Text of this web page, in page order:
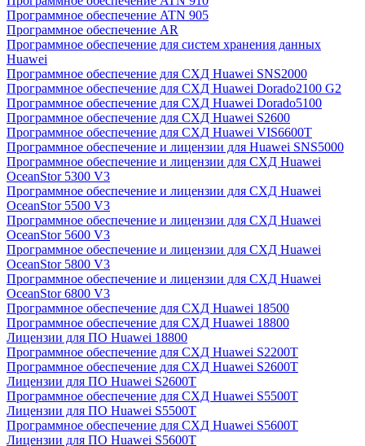
Программное обеспечение ATN 905
Программное обеспечение AR
Программное обеспечение для систем хранения данных
Huawei
Программное обеспечение для СХД Huawei SNS2000
Программное обеспечение для СХД Huawei Dorado2100 G2
Программное обеспечение для СХД Huawei Dorado5100
Программное обеспечение для СХД Huawei S2600
Программное обеспечение для СХД Huawei VIS6600T
Программное обеспечение и лицензии для Huawei SNS5000
Программное обеспечение и лицензии для СХД Huawei
OceanStor 5300 V3
Программное обеспечение и лицензии для СХД Huawei
OceanStor 5500 V3
Программное обеспечение и лицензии для СХД Huawei
OceanStor 5600 V3
Программное обеспечение и лицензии для СХД Huawei
OceanStor 5800 V3
Программное обеспечение и лицензии для СХД Huawei
OceanStor 6800 V3
Программное обеспечение для СХД Huawei 18500
Программное обеспечение для СХД Huawei 18800
Лицензии для ПО Huawei 18800
Программное обеспечение для СХД Huawei S2200T
Программное обеспечение для СХД Huawei S2600T
Лицензии для ПО Huawei S2600T
Программное обеспечение для СХД Huawei S5500T
Лицензии для ПО Huawei S5500T
Программное обеспечение для СХД Huawei S5600T
Лицензии для ПО Huawei S5600T